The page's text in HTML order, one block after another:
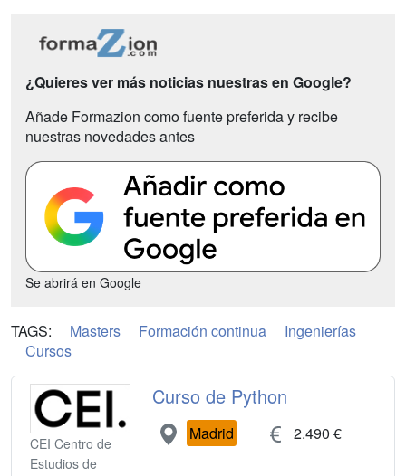
¿Quieres ver más noticias nuestras en Google?
Añade Formazion como fuente preferida y recibe
nuestras novedades antes
Se abrirá en Google
TAGS: Masters Formación continua
Ingenierías
Cursos
CEI Centro de
Estudios de
Curso de Python
Madrid 2.490 €